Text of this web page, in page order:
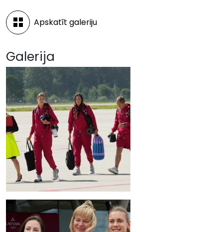
Apskatīt galeriju
Galerija